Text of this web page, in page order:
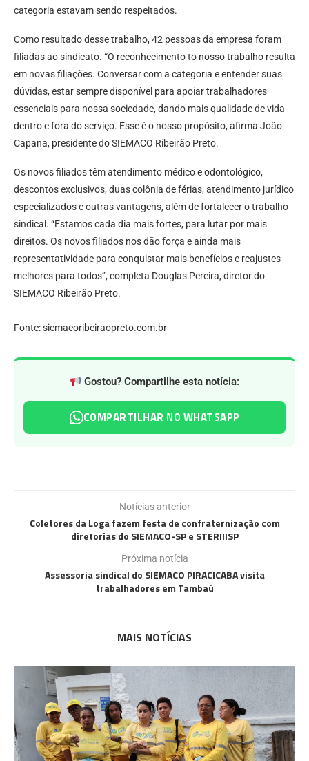
categoria estavam sendo respeitados.
Como resultado desse trabalho, 42 pessoas da empresa foram
filiadas ao sindicato. “O reconhecimento to nosso trabalho resulta
em novas filiações. Conversar com a categoria e entender suas
dúvidas, estar sempre disponível para apoiar trabalhadores
essenciais para nossa sociedade, dando mais qualidade de vida
dentro e fora do serviço. Esse é o nosso propósito, afirma João
Capana, presidente do SIEMACO Ribeirão Preto.
Os novos filiados têm atendimento médico e odontológico,
descontos exclusivos, duas colônia de férias, atendimento jurídico
especializados e outras vantagens, além de fortalecer o trabalho
sindical. “Estamos cada dia mais fortes, para lutar por mais
direitos. Os novos filiados nos dão força e ainda mais
representatividade para conquistar mais benefícios e reajustes
melhores para todos”, completa Douglas Pereira, diretor do
SIEMACO Ribeirão Preto.
Fonte: siemacoribeiraopreto.com.br
Gostou? Compartilhe esta notícia:
COMPARTILHAR NO WHATSAPP
Notícias anterior
Coletores da Loga fazem festa de confraternização com
diretorias do SIEMACO-SP e STERIIISP
Próxima notícia
Assessoria sindical do SIEMACO PIRACICABA visita
trabalhadores em Tambaú
MAIS NOTÍCIAS